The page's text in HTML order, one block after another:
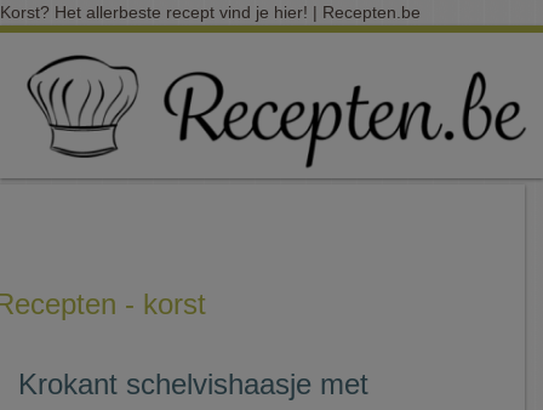
Korst? Het allerbeste recept vind je hier! | Recepten.be
- korst
Krokant schelvishaasje met